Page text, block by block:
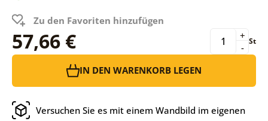
Zu den Favoriten hinzufügen
57,66 € -
+ St
IN DEN WARENKORB LEGEN
Versuchen Sie es mit einem Wandbild im eigenen